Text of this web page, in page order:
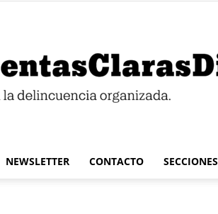
NEWSLETTER CONTACTO SECCIONES